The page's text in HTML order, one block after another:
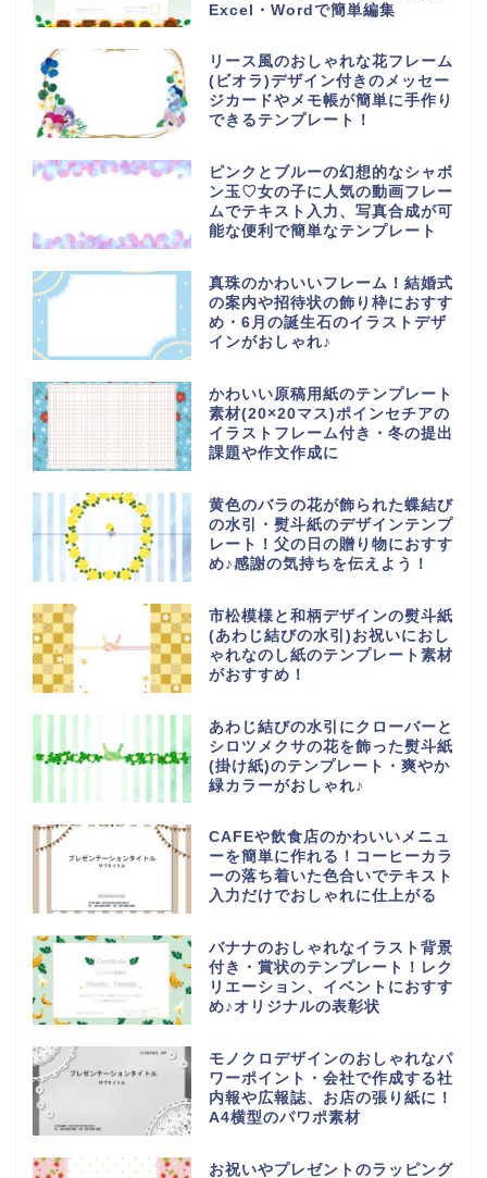
Excel・Wordで簡単編集
リース風のおしゃれな花フレーム
(ビオラ)デザイン付きのメッセー
ジカードやメモ帳が簡単に手作り
できるテンプレート！
ピンクとブルーの幻想的なシャボ
ン玉♡女の子に人気の動画フレー
ムでテキスト入力、写真合成が可
能な便利で簡単なテンプレート
真珠のかわいいフレーム！結婚式
の案内や招待状の飾り枠におすす
め・6月の誕生石のイラストデザ
インがおしゃれ♪
かわいい原稿用紙のテンプレート
素材(20×20マス)ポインセチアの
イラストフレーム付き・冬の提出
課題や作文作成に
黄色のバラの花が飾られた蝶結び
の水引・熨斗紙のデザインテンプ
レート！父の日の贈り物におすす
め♪感謝の気持ちを伝えよう！
市松模様と和柄デザインの熨斗紙
(あわじ結びの水引)お祝いにおし
ゃれなのし紙のテンプレート素材
がおすすめ！
あわじ結びの水引にクローバーと
シロツメクサの花を飾った熨斗紙
(掛け紙)のテンプレート・爽やか
緑カラーがおしゃれ♪
CAFEや飲食店のかわいいメニュ
ーを簡単に作れる！コーヒーカラ
ーの落ち着いた色合いでテキスト
入力だけでおしゃれに仕上がる
バナナのおしゃれなイラスト背景
付き・賞状のテンプレート！レク
リエーション、イベントにおすす
め♪オリジナルの表彰状
モノクロデザインのおしゃれなパ
ワーポイント・会社で作成する社
内報や広報誌、お店の張り紙に！
A4横型のパワポ素材
お祝いやプレゼントのラッピング